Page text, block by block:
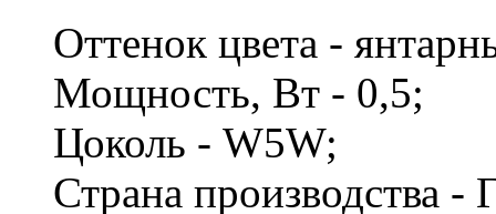
Оттенок цвета -
Мощность, Вт - 0,5;
Цоколь - W5W;
Страна производства -